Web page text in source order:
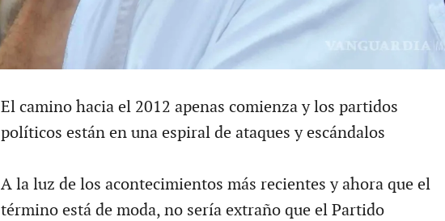
El camino hacia el 2012 apenas comienza y los partidos
políticos están en una espiral de ataques y escándalos
A la luz de los acontecimientos más recientes y ahora que el
término está de moda, no sería extraño que el Partido